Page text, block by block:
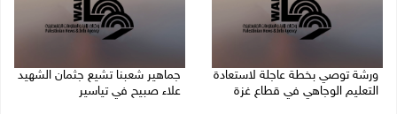
ورشة توصي بخطة عاجلة لاستعادة
التعليم الوجاهي في قطاع غزة
جماهير شعبنا تشيع جثمان الشهيد
علاء صبيح في تياسير